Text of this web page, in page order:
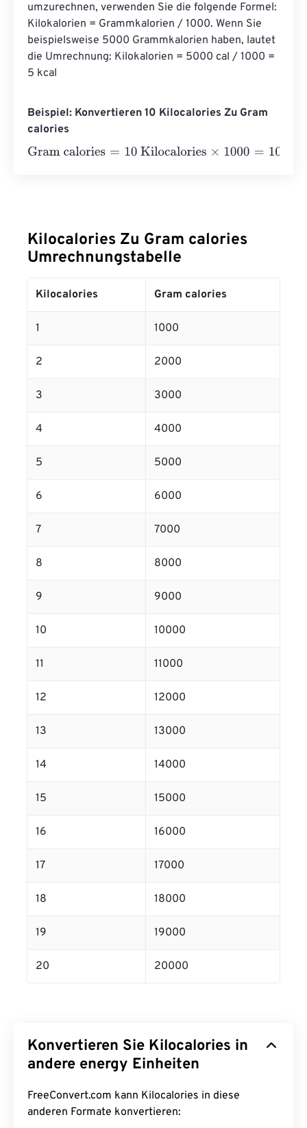
umzurechnen, verwenden Sie die folgende Formel:
Kilokalorien = Grammkalorien / 1000. Wenn Sie
beispielsweise 5000 Grammkalorien haben, lautet
die Umrechnung: Kilokalorien = 5000 cal / 1000 =
5 kcal
Beispiel: Konvertieren 10 Kilocalories Zu Gram
calories
Gram calories=10 Kilocalories×1000= 10000 Gram
Kilocalories Zu Gram calories
Umrechnungstabelle
Kilocalories Gram calories
1 1000
2 2000
3 3000
4 4000
5 5000
6 6000
7 7000
8 8000
9 9000
10 10000
11 11000
12 12000
13 13000
14 14000
15 15000
16 16000
17 17000
18 18000
19 19000
20 20000
Konvertieren Sie Kilocalories in
andere energy Einheiten
FreeConvert.com kann Kilocalories in diese
anderen Formate konvertieren: